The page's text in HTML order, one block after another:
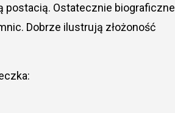
postacią. Ostatecznie biograficzne
Dobrze ilustrują złożoność